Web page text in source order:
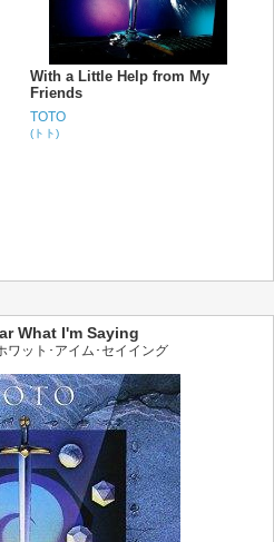
With a Little Help from My
Friends
TOTO
(トト)
What I'm Saying
ワット･アイム･セイイング